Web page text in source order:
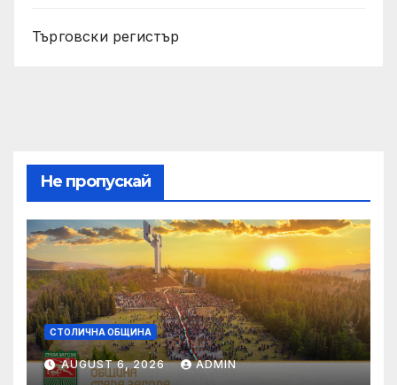
Търговски регистър
Не пропускай
СТОЛИЧНА ОБЩИНА
AUGUST 6, 2026 ADMIN